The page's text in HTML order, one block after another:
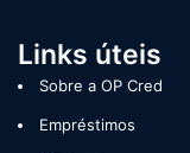
Links úteis
Sobre a OP Cred
Empréstimos